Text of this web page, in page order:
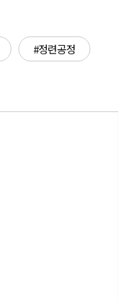
#정련공정